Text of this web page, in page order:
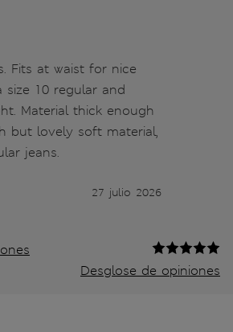
Fits at waist for nice
size 10 regular and
Material thick enough
but lovely soft material,
jeans.
27 julio 2026
Desglose de opiniones